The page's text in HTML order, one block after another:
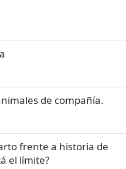
de compañía.
frente a historia de
el límite?